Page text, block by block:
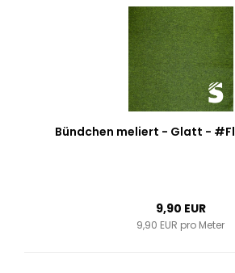
Bündchen meliert - Glatt -
9,90 EUR
9,90 EUR pro Meter